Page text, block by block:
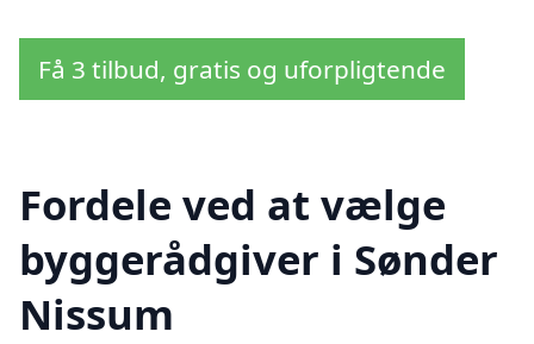
Få 3 tilbud, gratis og uforpligtende
Fordele ved at vælge
byggerådgiver i Sønder
Nissum